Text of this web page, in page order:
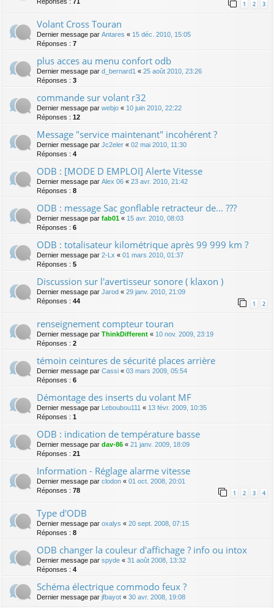
1 2 3
Volant Cross Touran
Dernier message par Antares « 15 déc. 2010, 15:05
Réponses : 7
plus acces au menu confort odb
Dernier message par d_bernard1 « 25 août 2010, 23:26
Réponses : 3
commande sur volant r32
Dernier message par webjo « 10 juin 2010, 22:22
Réponses : 12
Message "service maintenant" incohérent ?
Dernier message par Jc2eler « 02 mai 2010, 11:30
Réponses : 4
ODB : [MODE D EMPLOI] Alerte Vitesse
Dernier message par Alex 06 « 23 avr. 2010, 21:42
Réponses : 8
ODB : message Sac gonflable retracteur de... ???
Dernier message par fab01 « 15 avr. 2010, 08:03
Réponses : 6
ODB : totalisateur kilométrique après 99 999 km ?
Dernier message par 2-Lx « 01 mars 2010, 01:37
Réponses : 5
Discussion sur l'avertisseur sonore ( klaxon )
Dernier message par Jarod « 29 janv. 2010, 21:09
Réponses : 44 1 2
renseignement compteur touran
Dernier message par ThinkDifferent « 10 nov. 2009, 23:19
Réponses : 2
témoin ceintures de sécurité places arrière
Dernier message par Cassi « 03 mars 2009, 05:54
Réponses : 6
Démontage des inserts du volant MF
Dernier message par Leboubou111 « 13 févr. 2009, 10:35
Réponses : 1
ODB : indication de température basse
Dernier message par dav-86 « 21 janv. 2009, 18:09
Réponses : 21
Information - Réglage alarme vitesse
Dernier message par clodon « 01 oct. 2008, 20:01
Réponses : 78 1 2 3 4
Type d'ODB
Dernier message par oxalys « 20 sept. 2008, 07:15
Réponses : 8
ODB changer la couleur d'affichage ? info ou intox
Dernier message par spyde « 31 août 2008, 13:32
Réponses : 4
Schéma électrique commodo feux ?
Dernier message par jfbayot « 30 avr. 2008, 19:08